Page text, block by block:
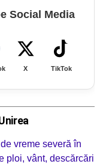
Social Media
X TikTok
vreme severă în
ploi, vânt, descărcări